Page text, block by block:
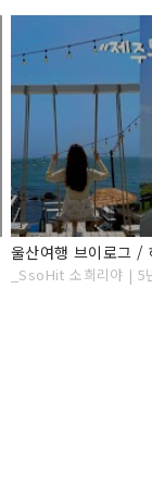
울산여행 브이로그 /
_SsoHit 소희리야 | 5